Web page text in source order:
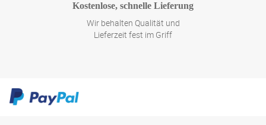
Kostenlose, schnelle Lieferung
Wir behalten Qualität und
Lieferzeit fest im Griff